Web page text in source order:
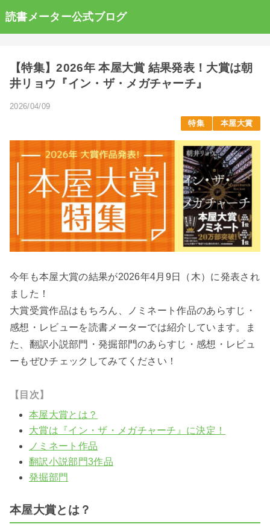
読書メーター公式ブログ
【特集】2026年 本屋大賞 結果発表！大賞は朝
井リョウ『イン・ザ・メガチャーチ』
2026/04/09
特集
本屋大賞
今年も本屋大賞の結果が2026年4月9日（木）に発表され
ました！
大賞受賞作品はもちろん、ノミネート作品のあらすじ・
感想・レビューを読書メーターでは紹介しています。ま
た、翻訳小説部門・発掘部門のあらすじ・感想・レビュ
ーもぜひチェックしてみてください！
【目次】
本屋大賞とは？
大賞は『イン・ザ・メガチャーチ』に決定！
ノミネート作品
翻訳小説部門3作品
発掘部門
本屋大賞とは？